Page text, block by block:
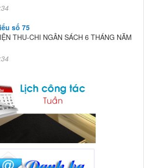
số 75
THU-CHI NGÂN SÁCH 6 THÁNG NĂM